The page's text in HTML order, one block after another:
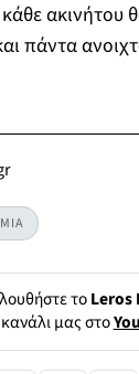
ακινήτου
πάντα
τοLeros
μας στο